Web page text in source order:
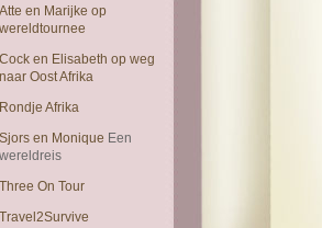
Atte en Marijke op
wereldtournee
Cock en Elisabeth op weg
naar Oost Afrika
Rondje Afrika
Sjors en Monique Een
wereldreis
Three On Tour
Travel2Survive